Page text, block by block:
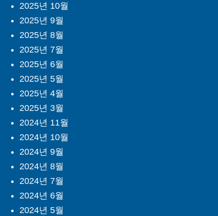
2025년 10월
2025년 9월
2025년 8월
2025년 7월
2025년 6월
2025년 5월
2025년 4월
2025년 3월
2024년 11월
2024년 10월
2024년 9월
2024년 8월
2024년 7월
2024년 6월
2024년 5월